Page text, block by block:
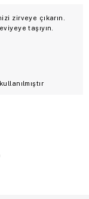
zirveye çıkarın.
taşıyın.